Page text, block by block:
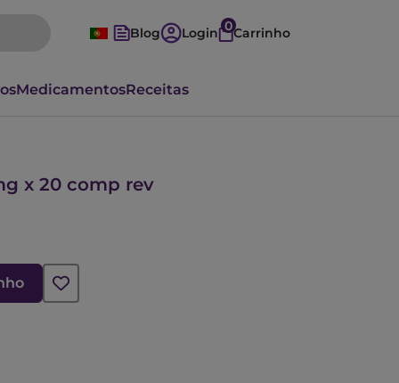
Blog Login 0Carrinho
MedicamentosReceitas
x 20 comp rev